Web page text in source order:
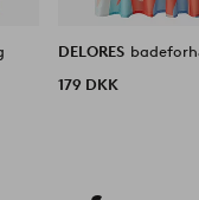
DELORES
179 DKK